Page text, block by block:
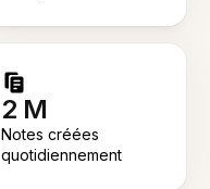
2 M
Notes créées
quotidiennement